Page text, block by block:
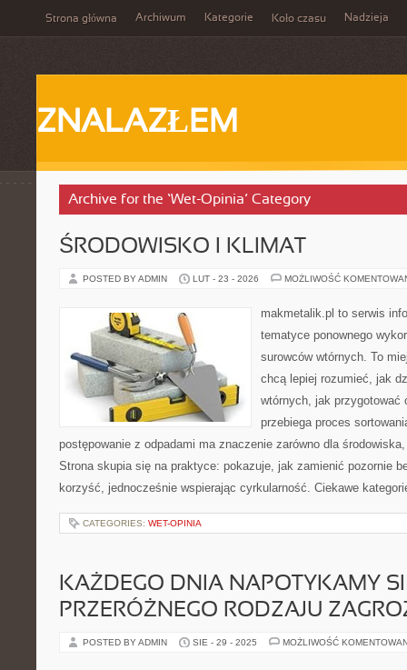
Strona główna Archiwum Kategorie Koło czasu Nadzieja
ZNALAZŁEM
Archive for the ‘Wet-Opinia’ Category
ŚRODOWISKO I KLIMAT
POSTED BY ADMIN LUT - 23 - 2026 MOŻLIWOŚĆ
makmetalik.pl to serwis
tematyce ponownego
surowców wtórnych. To
chcą lepiej rozumieć, jak
wtórnych, jak przygotować
przebiega proces
postępowanie z odpadami ma znaczenie zarówno dla
Strona skupia się na praktyce: pokazuje, jak zamienić pozornie
korzyść, jednocześnie wspierając cyrkularność. Ciekawe
CATEGORIES: WET-OPINIA
KAŻDEGO DNIA NAPOTYKAMY
PRZERÓŻNEGO RODZAJU
POSTED BY ADMIN SIE - 29 - 2025 MOŻLIWOŚĆ